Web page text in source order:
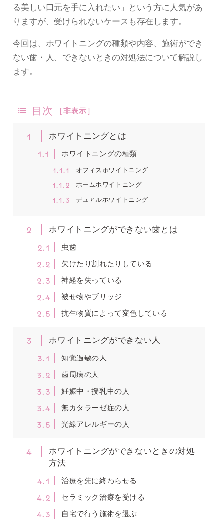
る美しい口元を手に入れたい」という方に人気があ
りますが、受けられないケースも存在します。
今回は、ホワイトニングの種類や内容、施術ができ
ない歯・人、できないときの対処法について解説し
ます。
目次 [非表示]
1 ホワイトニングとは
1.1 ホワイトニングの種類
1.1.1 オフィスホワイトニング
1.1.2 ホームホワイトニング
1.1.3 デュアルホワイトニング
2 ホワイトニングができない歯とは
2.1 虫歯
2.2 欠けたり割れたりしている
2.3 神経を失っている
2.4 被せ物やブリッジ
2.5 抗生物質によって変色している
3 ホワイトニングができない人
3.1 知覚過敏の人
3.2 歯周病の人
3.3 妊娠中・授乳中の人
3.4 無カタラーゼ症の人
3.5 光線アレルギーの人
4
ホワイトニングができないときの対処
方法
4.1 治療を先に終わらせる
4.2 セラミック治療を受ける
4.3 自宅で行う施術を選ぶ